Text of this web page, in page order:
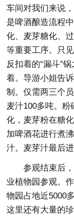
车间对我们来说
是啤酒酿造流程
化、麦芽糖化、
等重要工序。只
反扣着的“漏斗”
着。导游小姐告
制。仅需两三个
麦汁100多吨。
化，麦芽粉在糖
加啤酒花进行煮
汁。麦芽汁最后
参观结束后
业植物园参观。
物园占地近5000
这里还有大量的